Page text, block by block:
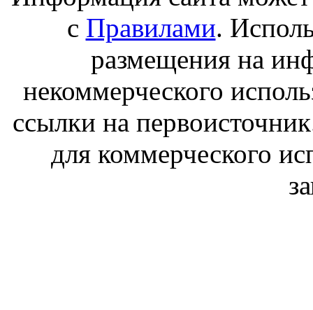
с Правилами.
размещения на
некоммерческого
ссылки на
для коммерческого